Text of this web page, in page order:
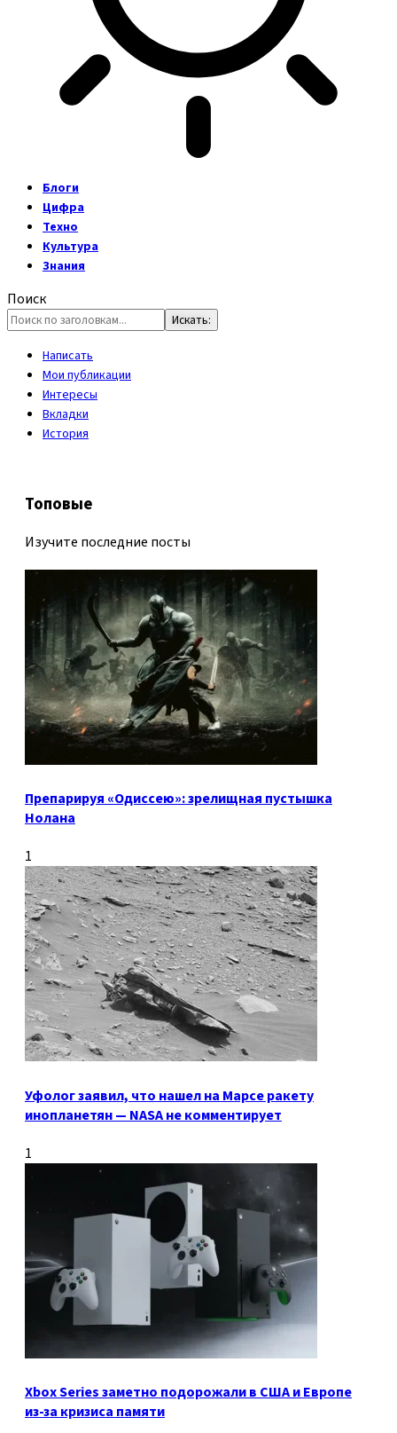
Блоги
Цифра
Техно
Культура
Знания
Поиск
Написать
Мои публикации
Интересы
Вкладки
История
Топовые
Изучите последние посты
Препарируя «Одиссею»: зрелищная пустышка
Нолана
1
Уфолог заявил, что нашел на Марсе ракету
инопланетян — NASA не комментирует
1
Xbox Series заметно подорожали в США и Европе
из-за кризиса памяти